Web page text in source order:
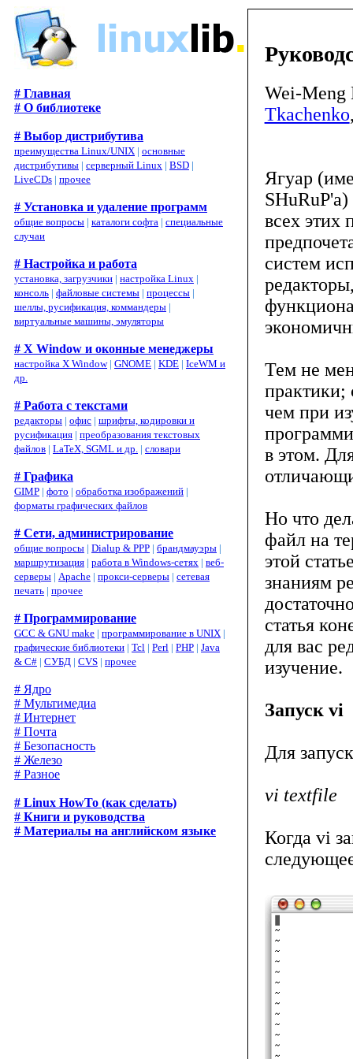
# Главная
# О библиотеке
# Выбор дистрибутива
преимущества Linux/UNIX | основные
дистрибутивы | серверный Linux | BSD |
LiveCDs | прочее
# Установка и удаление программ
общие вопросы | каталоги софта | специальные
случаи
# Настройка и работа
установка, загрузчики | настройка Linux |
консоль | файловые системы | процессы |
шеллы, русификация, коммандеры |
виртуальные машины, эмуляторы
# X Window и оконные менеджеры
настройка X Window| GNOME | KDE | IceWM и
др.
# Работа с текстами
редакторы | офис | шрифты, кодировки и
русификация | преобразования текстовых
файлов | LaTeX, SGML и др. | словари
# Графика
GIMP | фото | обработка изображений |
форматы графических файлов
# Сети, администрирование
общие вопросы | Dialup & PPP | брандмауэры |
маршрутизация | работа в Windows-сетях | веб-
серверы | Apache | прокси-серверы | сетевая
печать | прочее
# Программирование
GCC & GNU make | программирование в UNIX |
графические библиотеки | Tcl | Perl | PHP | Java
& C# | СУБД | CVS | прочее
# Ядро
# Мультимедиа
# Интернет
# Почта
# Безопасность
# Железо
# Разное
# Linux HowTo (как сделать)
# Книги и руководства
# Материалы на английском языке
Wei-Meng
Tkachenko
Ягуар
всех этих
систем
Тем не
практики;
чем при
в этом.
Но что
файл на
этой
знаниям
статья
для вас
изучение.
Запуск vi
Для
vi textfile
Когда vi